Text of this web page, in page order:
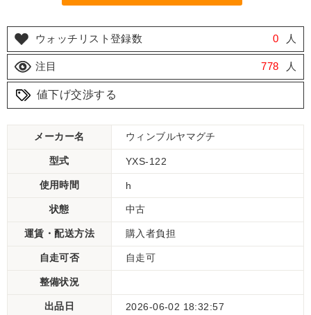
ウォッチリスト登録数 0 人
注目 778 人
値下げ交渉する
メーカー名 ウィンブルヤマグチ
型式 YXS-122
使用時間 h
状態 中古
運賃・配送方法 購入者負担
自走可否 自走可
整備状況
出品日 2026-06-02 18:32:57